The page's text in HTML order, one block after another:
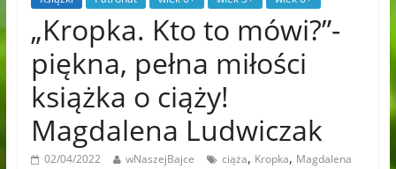
„Kropka. Kto to mówi?”-
piękna, pełna miłości
książka o ciąży!
Magdalena Ludwiczak
02/04/2022 wNaszejBajce ciąża, Kropka, Magdalena